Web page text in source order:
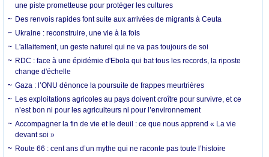
une piste prometteuse pour protéger les cultures
Des renvois rapides font suite aux arrivées de migrants à Ceuta
Ukraine : reconstruire, une vie à la fois
L'allaitement, un geste naturel qui ne va pas toujours de soi
RDC : face à une épidémie d'Ebola qui bat tous les records, la riposte
change d'échelle
Gaza : l’ONU dénonce la poursuite de frappes meurtrières
Les exploitations agricoles au pays doivent croître pour survivre, et ce
n’est bon ni pour les agriculteurs ni pour l’environnement
Accompagner la fin de vie et le deuil : ce que nous apprend « La vie
devant soi »
Route 66 : cent ans d’un mythe qui ne raconte pas toute l’histoire